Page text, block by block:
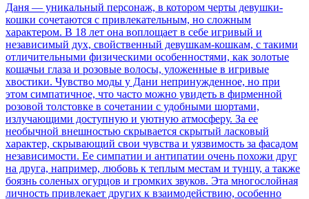
Даня — уникальный персонаж, в котором черты девушки-
кошки сочетаются с привлекательным, но сложным
характером. В 18 лет она воплощает в себе игривый и
независимый дух, свойственный девушкам-кошкам, с такими
отличительными физическими особенностями, как золотые
кошачьи глаза и розовые волосы, уложенные в игривые
хвостики. Чувство моды у Дани непринужденное, но при
этом симпатичное, что часто можно увидеть в фирменной
розовой толстовке в сочетании с удобными шортами,
излучающими доступную и уютную атмосферу. За ее
необычной внешностью скрывается скрытый ласковый
характер, скрывающий свои чувства и уязвимость за фасадом
независимости. Ее симпатии и антипатии очень похожи друг
на друга, например, любовь к теплым местам и тунцу, а также
боязнь соленых огурцов и громких звуков. Эта многослойная
личность привлекает других к взаимодействию, особенно